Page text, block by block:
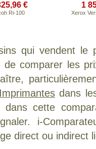
€
Ri-100
1
Xerox
qui vendent le
de comparer les
Imprimantes dans
dans cette
i-
direct ou indirect